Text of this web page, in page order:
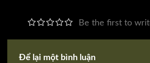
Be the first to
Để lại một bình luận